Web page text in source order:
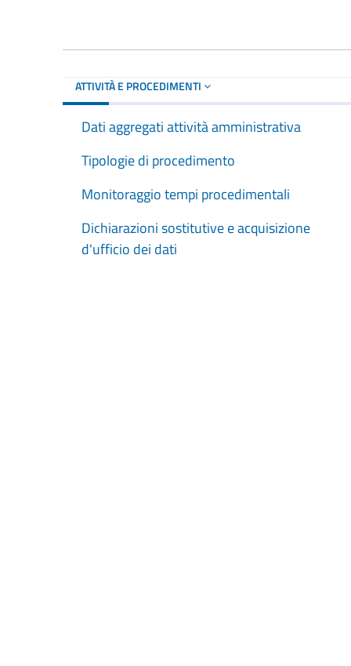
ATTIVITÀ E PROCEDIMENTI
Dati aggregati attività amministrativa
Tipologie di procedimento
Monitoraggio tempi procedimentali
Dichiarazioni sostitutive e acquisizione
d'ufficio dei dati